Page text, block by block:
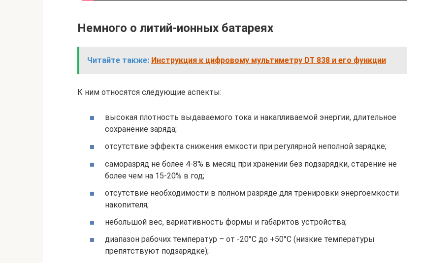
Немного о литий-ионных батареях
Читайте также: Инструкция к цифровому мультиметру DT 838 и его функции
К ним относятся следующие аспекты:
высокая плотность выдаваемого тока и накапливаемой энергии, длительное
сохранение заряда;
отсутствие эффекта снижения емкости при регулярной неполной зарядке;
саморазряд не более 4-8% в месяц при хранении без подзарядки, старение не
более чем на 15-20% в год;
отсутствие необходимости в полном разряде для тренировки энергоемкости
накопителя;
небольшой вес, вариативность формы и габаритов устройства;
диапазон рабочих температур – от -20°С до +50°С (низкие температуры
препятствуют подзарядке);